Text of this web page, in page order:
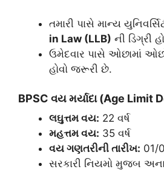
​તમારી પાસે માન્ય
in Law (LLB) ની ડિગ્રી
​ઉમેદવાર પાસે ઓછામાં
હોવો જરૂરી છે.
​BPSC વય મર્યાદા (Age Limit
લઘુત્તમ વય: 22 વર્ષ
મહત્તમ વય: 35 વર્ષ
વય ગણતરીની તારીખ: 01/
​સરકારી નિયમો મુજબ